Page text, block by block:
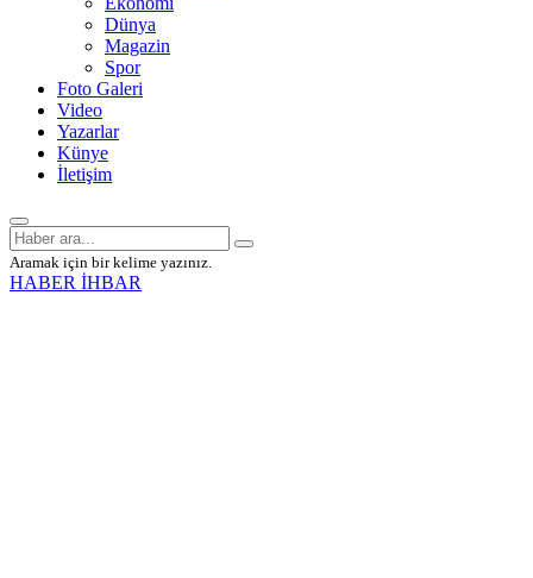
Dünya
Magazin
Spor
Foto Galeri
Video
Yazarlar
Künye
İletişim
Aramak için bir kelime yazınız.
HABER İHBAR